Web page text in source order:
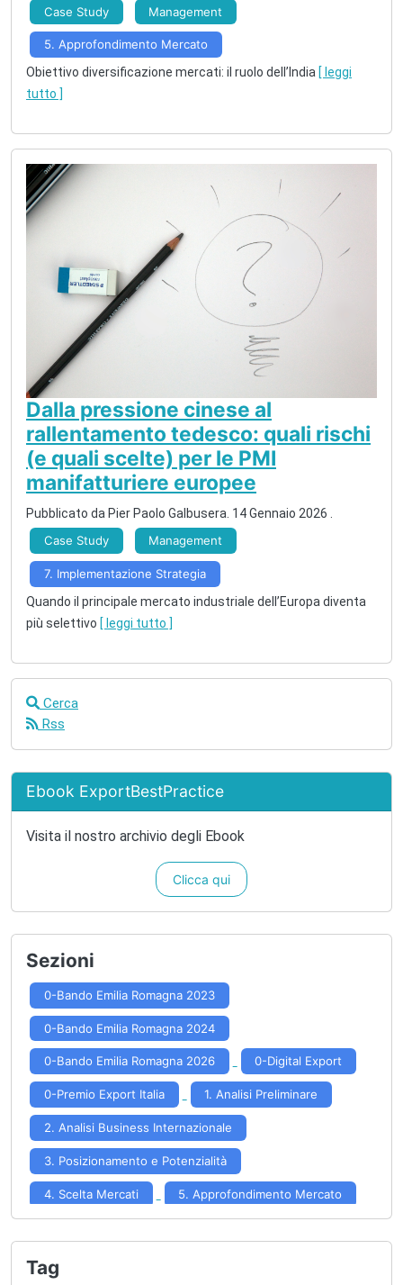
Case Study Management
5. Approfondimento Mercato
Obiettivo diversificazione mercati: il ruolo dell’India [ leggi
tutto ]
Dalla pressione cinese al
rallentamento tedesco: quali rischi
(e quali scelte) per le PMI
manifatturiere europee
Pubblicato da Pier Paolo Galbusera. 14 Gennaio 2026 .
Case Study
Management
7. Implementazione Strategia
Quando il principale mercato industriale dell’Europa diventa
più selettivo [ leggi tutto ]
Cerca
Rss
Ebook ExportBestPractice
Visita il nostro archivio degli Ebook
Clicca qui
Sezioni
0-Bando Emilia Romagna 2023
0-Bando Emilia Romagna 2024
0-Bando Emilia Romagna 2026 0-Digital Export
0-Premio Export Italia 1. Analisi Preliminare
2. Analisi Business Internazionale
3. Posizionamento e Potenzialità
4. Scelta Mercati 5. Approfondimento Mercato
7. Implementazione Strategia
Tag